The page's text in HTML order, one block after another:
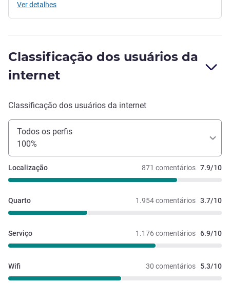
Ver detalhes
Classificação dos usuários da
internet
Classificação dos usuários da internet
Todos os perfis
100%
871 comentários 7.9/10
Localização
1.954 comentários 3.7/10
Quarto
1.176 comentários 6.9/10
Serviço
30 comentários 5.3/10
Wifi